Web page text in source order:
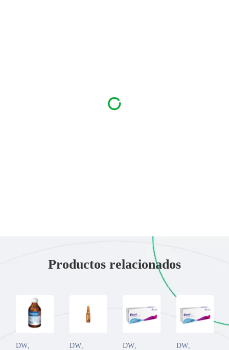
Productos relacionados
DW DW,
DW DW,